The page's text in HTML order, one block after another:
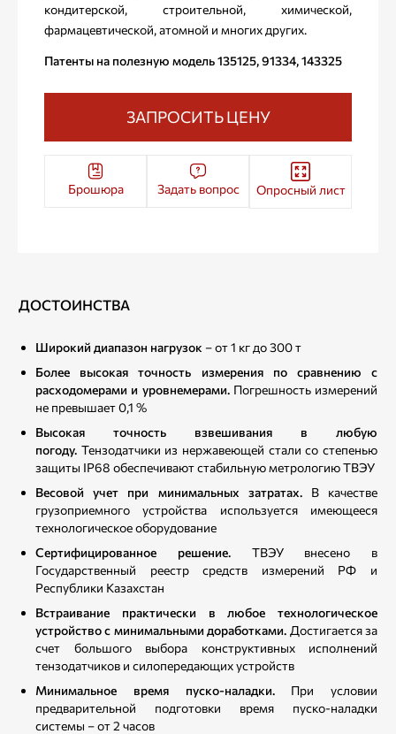
кондитерской, строительной, химической,
фармацевтической, атомной и многих других.
Патенты на полезную модель 135125, 91334, 143325
Брошюра Задать вопрос Опросный лист
ЗАПРОСИТЬ ЦЕНУ
ДОСТОИНСТВА
Широкий диапазон нагрузок – от 1 кг до 300 т
Более высокая точность измерения по сравнению с
расходомерами и уровнемерами.Погрешность измерений
не превышает 0,1 %
Высокая точность взвешивания в любую
погоду. Тензодатчики из нержавеющей стали со степенью
защиты IP68 обеспечивают стабильную метрологию ТВЭУ
Весовой учет при минимальных затратах. В качестве
грузоприемного устройства используется имеющееся
технологическое оборудование
Сертифицированное решение.ТВЭУ внесено в
Государственный реестр средств измерений РФ и
Республики Казахстан
Встраивание практически в любое технологическое
устройство с минимальными доработками. Достигается за
счет большого выбора конструктивных исполнений
тензодатчиков и силопередающих устройств
Минимальное время пуско-наладки.При условии
предварительной подготовки время пуско-наладки
системы – от 2 часов